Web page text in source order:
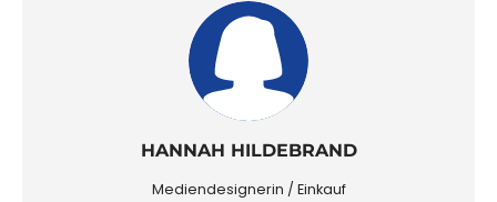
HANNAH HILDEBRAND
Mediendesignerin / Einkauf